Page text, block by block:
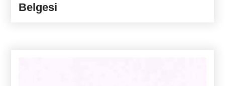
Belgesi